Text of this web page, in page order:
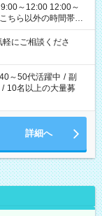
にご相談くださ
40～50代活躍中 / 副
/ 10名以上の大量募
詳細へ